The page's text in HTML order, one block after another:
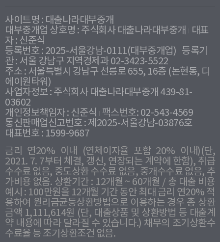
사이트명 : 대출나라대부중개
대부중개업 상호명 : 주식회사 대출나라대부중개
대표
자 : 신준식
등록번호 : 2025-서울강남-0111(대부중개업) 등록기
관 : 서울 강남구 지역경제과 02-3423-5522
주소 : 서울특별시 강남구 선릉로 655, 16층 (논현동, 디
에이원타워)
사업자정보 : 주식회사 대출나라대부중개 439-81-
03602
개인정보책임자 : 신준식
팩스번호: 02-543-4569
통신판매업신고번호 : 제2025-서울강남-03876호
대표번호 : 1599-9687
금리 연20% 이내 (연체이자율 포함 20% 이내)(단,
2021. 7. 7부터 체결, 갱신, 연장되는 계약에 한함), 취급
수수료 없음, 중도상환 수수료 없음, 중개수수료 없음, 추
가비용 없음. 상환기간 : 12개월 ~ 60개월 / 총 대출 비용
예시 : 100만원을 12개월 기간 동안 최대 금리 연20% 적
용하여 원리금균등상환방법으로 이용하는 경우 총 상환
금액 1,111,614원 (단, 대출상품 및 상환방법 등 대출계
약 내용에 따라 달라질 수 있습니다.) 채무의 조기상환수
수료율 등 조기상환조건 없음.